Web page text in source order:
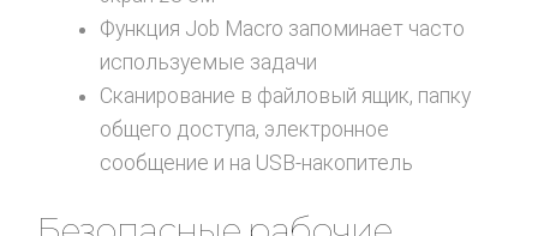
Функция Job Macro запоминает часто
используемые задачи
Сканирование в файловый ящик, папку
общего доступа, электронное
сообщение и на USB-накопитель